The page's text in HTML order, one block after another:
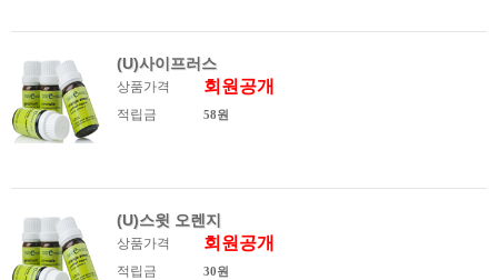
(U)사이프러스
상품가격 회원공개
적립금 58원
(U)스윗 오렌지
상품가격 회원공개
적립금 30원